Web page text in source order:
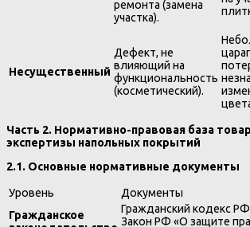
ремонта (замена
участка).
Несущественный
Дефект, не
влияющий на
функциональность
(косметический).
Часть 2. Нормативно-правовая база
экспертизы напольных покрытий
2.1. Основные нормативные документы
Уровень Документы
Гражданское
Гражданский кодекс РФ
Закон РФ «О защите